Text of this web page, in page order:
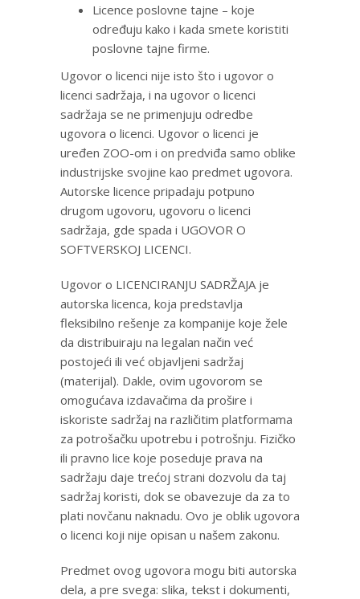
Licence poslovne tajne – koje
određuju kako i kada smete koristiti
poslovne tajne firme.
Ugovor o licenci nije isto što i ugovor o
licenci sadržaja, i na ugovor o licenci
sadržaja se ne primenjuju odredbe
ugovora o licenci. Ugovor o licenci je
uređen ZOO-om i on predviđa samo oblike
industrijske svojine kao predmet ugovora.
Autorske licence pripadaju potpuno
drugom ugovoru, ugovoru o licenci
sadržaja, gde spada i UGOVOR O
SOFTVERSKOJ LICENCI.
Ugovor o LICENCIRANJU SADRŽAJA je
autorska licenca, koja predstavlja
fleksibilno rešenje za kompanije koje žele
da distribuiraju na legalan način već
postojeći ili već objavljeni sadržaj
(materijal). Dakle, ovim ugovorom se
omogućava izdavačima da prošire i
iskoriste sadržaj na različitim platformama
za potrošačku upotrebu i potrošnju. Fizičko
ili pravno lice koje poseduje prava na
sadržaju daje trećoj strani dozvolu da taj
sadržaj koristi, dok se obavezuje da za to
plati novčanu naknadu. Ovo je oblik ugovora
o licenci koji nije opisan u našem zakonu.
Predmet ovog ugovora mogu biti autorska
dela, a pre svega: slika, tekst i dokumenti,